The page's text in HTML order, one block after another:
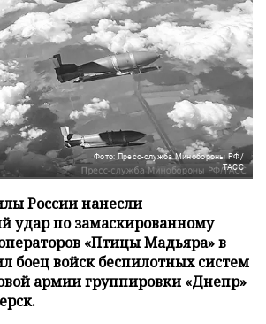
Фото: Пресс-служба Минобороны РФ/
ТАСС
России нанесли
удар по замаскированному
«Птицы Мадьяра» в
боец войск беспилотных систем
армии группировки «Днепр»